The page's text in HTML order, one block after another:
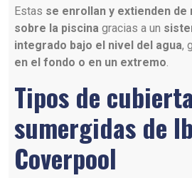
Estas se enrollan y extienden
sobre la piscina gracias a un
integrado bajo el nivel del agua,
en el fondo o en un extremo.
Tipos de
sumergidas de
Coverpool